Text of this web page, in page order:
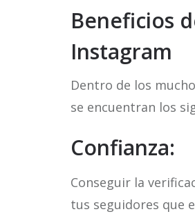
Beneficios
Instagram
Dentro de los
se encuentran los
Confianza:
Conseguir la
tus seguidores que